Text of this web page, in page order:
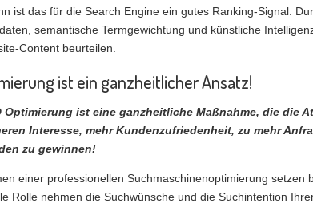
ist das für die Search Engine ein gutes Ranking-Signal.
semantische Termgewichtung und künstliche
Content beurteilen.
ist ein ganzheitlicher Ansatz!
Optimierung ist eine ganzheitliche Maßnahme, die die
Interesse, mehr Kundenzufriedenheit, zu mehr
zu gewinnen!
einer professionellen Suchmaschinenoptimierung
Rolle nehmen die Suchwünsche und die Suchintention